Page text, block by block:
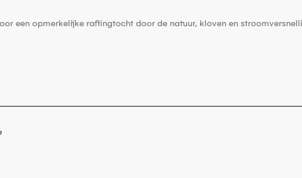
een opmerkelijke raftingtocht door de natuur, kloven en